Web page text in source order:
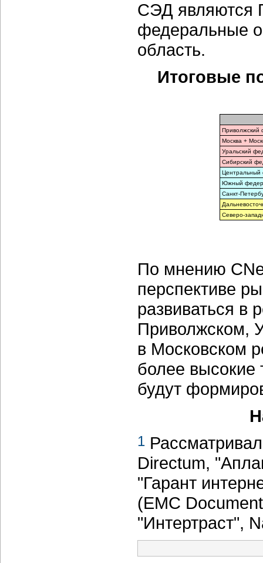
СЭД являются
федеральные
область.
Итоговые
Приволжский
Москва +
Уральский
Сибирский
Центральный
Южный
Санкт-
Северо-
По мнению
перспективе
развиваться в
Приволжском,
в Московском
более
будут
1
Directum,
"Гарант
(EMC
"Интертраст",